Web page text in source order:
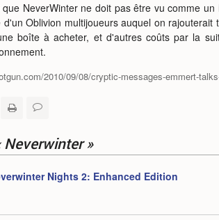
NeverWinter ne doit pas être vu comme
Oblivion multijoueurs auquel on
boîte à acheter, et d'autres coûts par la
2010/09/08/cryptic-messages-emmert-
Neverwinter »
Nights 2: Enhanced Edition